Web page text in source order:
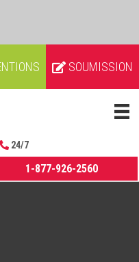
SOUMISSION
24/7
1-877-926-2560